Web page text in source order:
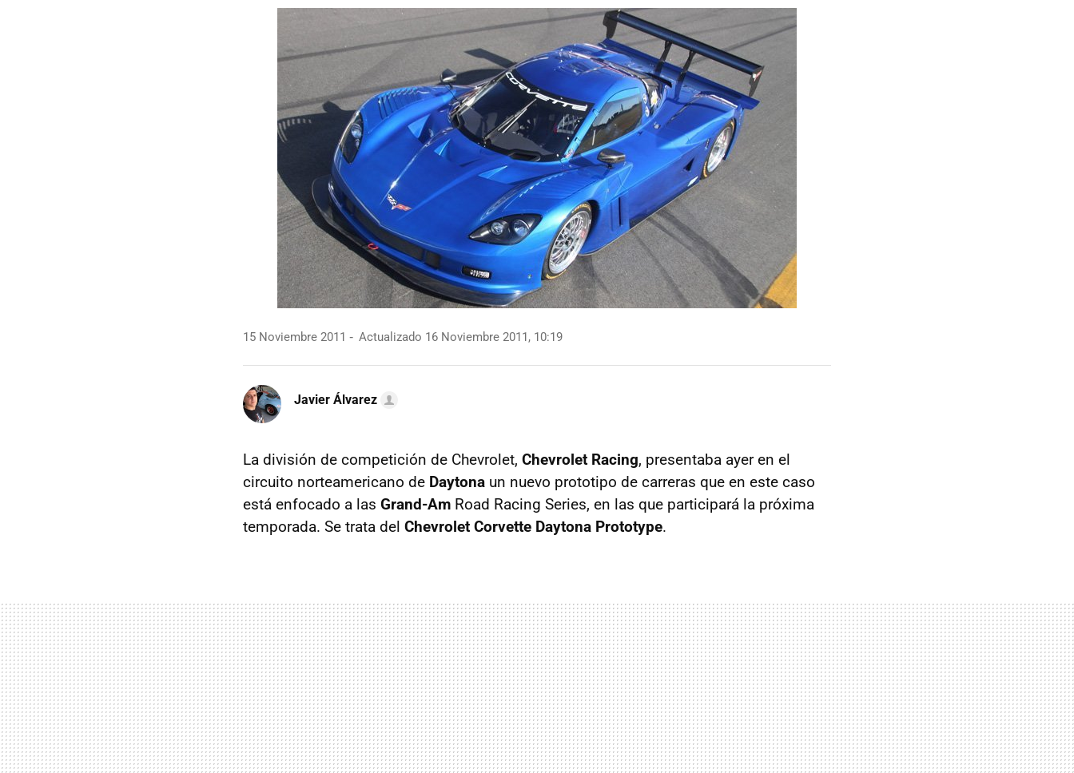
15 Noviembre 2011 Actualizado 16 Noviembre 2011, 10:19
Javier Álvarez
La división de competición de Chevrolet, Chevrolet Racing, presentaba ayer en el
circuito norteamericano de Daytona un nuevo prototipo de carreras que en este caso
está enfocado a las Grand-Am Road Racing Series, en las que participará la próxima
temporada. Se trata del Chevrolet Corvette Daytona Prototype.